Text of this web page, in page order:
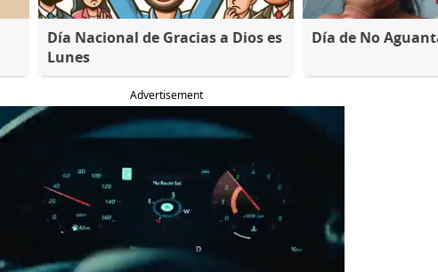
Día Nacional de Gracias a Dios es
Lunes
Día de No
Advertisement